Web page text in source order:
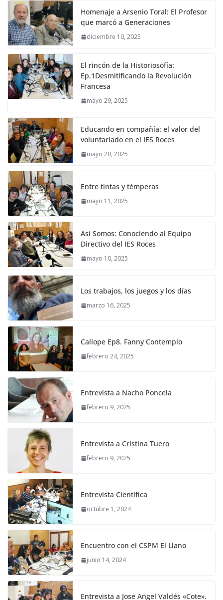
Homenaje a Arsenio Toral: El Profesor
que marcó a Generaciones
diciembre 10, 2025
El rincón de la Historiosofía:
Ep.1Desmitificando la Revolución
Francesa
mayo 29, 2025
Educando en compañía: el valor del
voluntariado en el IES Roces
mayo 20, 2025
Entre tintas y témperas
mayo 11, 2025
Así Somos: Conociendo al Equipo
Directivo del IES Roces
mayo 10, 2025
Los trabajos, los juegos y los días
marzo 16, 2025
Calíope Ep8. Fanny Contemplo
febrero 24, 2025
Entrevista a Nacho Poncela
febrero 9, 2025
Entrevista a Cristina Tuero
febrero 9, 2025
Entrevista Científica
octubre 1, 2024
Encuentro con el CSPM El Llano
junio 14, 2024
Entrevista a Jose Angel Valdés «Cote».